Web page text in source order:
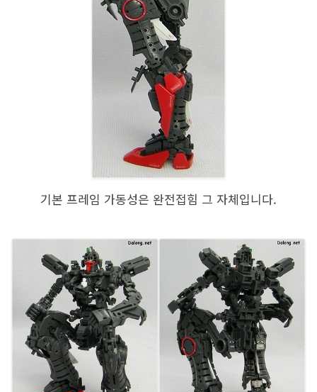
기본 프레임 가동성은 완전접힘 그 자체입니다.